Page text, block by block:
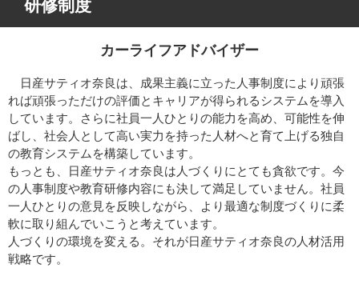
研修制度
カーライフアドバイザー
日産サティオ奈良は、成果主義に立った人事制度により頑張
れば頑張っただけの評価とキャリアが得られるシステムを導入
しています。さらに社員一人ひとりの能力を高め、可能性を伸
ばし、社会人として高い実力を持った人材へと育て上げる独自
の教育システムを構築しています。
もっとも、日産サティオ奈良は人づくりにとても貪欲です。今
の人事制度や教育研修内容にも決して満足していません。社員
一人ひとりの意見を反映しながら、より最適な制度づくりに柔
軟に取り組んでいこうと考えています。
人づくりの環境を変える。それが日産サティオ奈良の人材活用
戦略です。